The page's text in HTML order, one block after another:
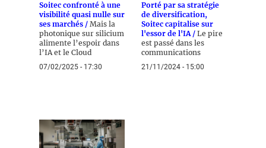
Soitec confronté à une
visibilité quasi nulle sur
ses marchés / Mais la
photonique sur silicium
alimente l’espoir dans
l’IA et le Cloud
07/02/2025 - 17:30
Porté par sa stratégie
de diversification,
Soitec capitalise sur
l'essor de l'IA / Le pire
est passé dans les
communications
21/11/2024 - 15:00